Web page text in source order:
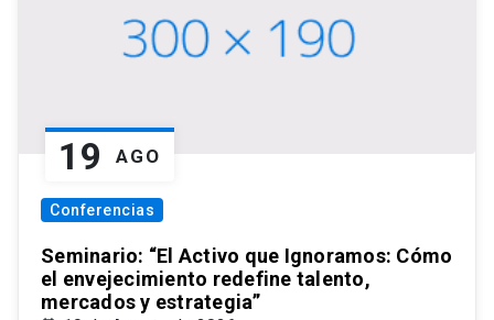
19 AGO
Conferencias
Seminario: “El Activo que Ignoramos: Cómo
el envejecimiento redefine talento,
mercados y estrategia”